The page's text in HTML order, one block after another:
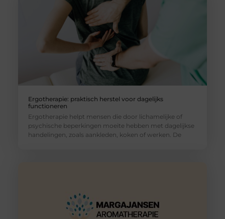
Ergotherapie: praktisch herstel voor dagelijks
functioneren
Ergotherapie helpt mensen die door lichamelijke of
psychische beperkingen moeite hebben met dagelijkse
handelingen, zoals aankleden, koken of werken. De